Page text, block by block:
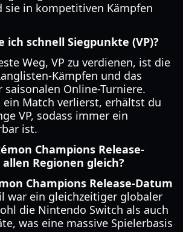
sie in kompetitiven Kämpfen
ich schnell Siegpunkte (VP)?
Weg, VP zu verdienen, ist die
Kämpfen und das
saisonalen Online-Turniere.
ein Match verlierst, erhältst du
VP, sodass immer ein
ist.
Champions Release-
Regionen gleich?
Champions Release-Datum
war ein gleichzeitiger globaler
die Nintendo Switch als auch
was eine massive Spielerbasis